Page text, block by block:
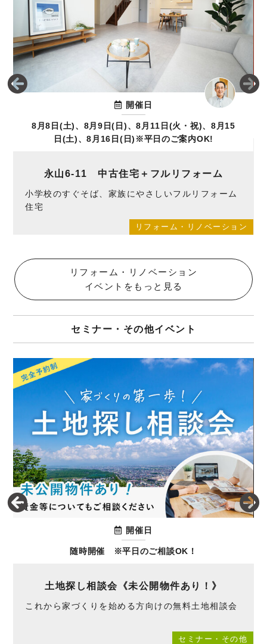
開催日
8月8日(土)、8月9日(日)、8月11日(火・祝)、8月15
日(土)、8月16日(日)※平日のご案内OK!
永山6-11 中古住宅＋フルリフォーム
小学校のすぐそば、家族にやさしいフルリフォーム
住宅
リフォーム・リノベーション
リフォーム・リノベーション
イベントをもっと見る
セミナー・その他イベント
開催日
随時開催 ※平日のご相談OK！
土地探し相談会《未公開物件あり！》
これから家づくりを始める方向けの無料土地相談会
セミナー・その他